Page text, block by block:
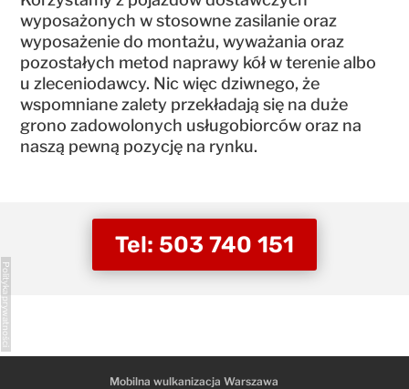
wyposażonych w stosowne zasilanie oraz
wyposażenie do montażu, wyważania oraz
pozostałych metod naprawy kół w terenie albo
u zleceniodawcy. Nic więc dziwnego, że
wspomniane zalety przekładają się na duże
grono zadowolonych usługobiorców oraz na
naszą pewną pozycję na rynku.
Tel: 503 740 151
Mobilna wulkanizacja Warszawa
Polityka prywatności